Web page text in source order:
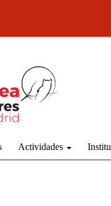
Actividades